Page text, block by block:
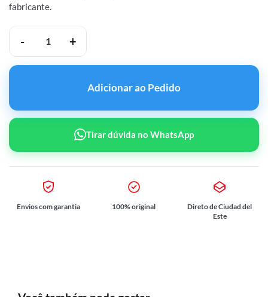
fabricante.
NeoPeptides GHK-cu 100mg quantidade
Adicionar ao Pedido
Tirar dúvida no WhatsApp
Envios com garantia 100% original
Direto de Ciudad del
Este